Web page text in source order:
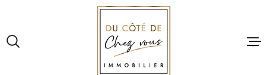
recherche
principal
VOTRE
RECHERCHE